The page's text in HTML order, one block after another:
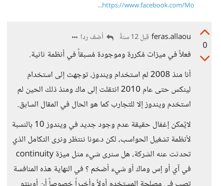
https://www.facebook.com/Mo...
0
feras.allaou قبل 12 سنةً أضف ردا
فعلاً في ميزات مُكررة وموجودة مُسبقاً في أنظمة ثانية.
أنا منذ 2008 لم استخدام ويندوز، توجهت إلى استخدام
لينكس حتى عام 2010 انتقلت إلى ماك ومنذ ذلك الحين لم
استخدم ويندوز إلا للتجارب كما هو الحال في المقال السابق.
لايُمكن إغفال حقيقة عدم وجود جديد في ويندوز 10 بالنسبة
لأنظمة تشغيل الحواسب، لكن دعونا ننتظر ونرى التكامل الذي
تحدثت عنه الشركة، هل سنرى شيء مثل ميزة continuity
في آي أو إس وماك أو شيء أضخم ؟ في النهاية هذه المنافسة